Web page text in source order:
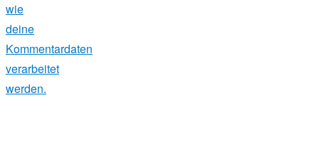
wie
deine
Kommentardaten
verarbeitet
werden.